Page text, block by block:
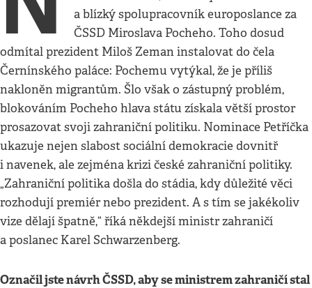
a blízký spolupracovník europoslance za
ČSSD Miroslava Pocheho. Toho dosud
odmítal prezident Miloš Zeman instalovat do čela
Černínského paláce: Pochemu vytýkal, že je příliš
nakloněn migrantům. Šlo však o zástupný problém,
blokováním Pocheho hlava státu získala větší prostor
prosazovat svoji zahraniční politiku. Nominace Petříčka
ukazuje nejen slabost sociální demokracie dovnitř
i navenek, ale zejména krizi české zahraniční politiky.
„Zahraniční politika došla do stádia, kdy důležité věci
rozhodují premiér nebo prezident. A s tím se jakékoliv
vize dělají špatně,“ říká někdejší ministr zahraničí
a poslanec Karel Schwarzenberg.
Označil jste návrh ČSSD, aby se ministrem zahraničí stal